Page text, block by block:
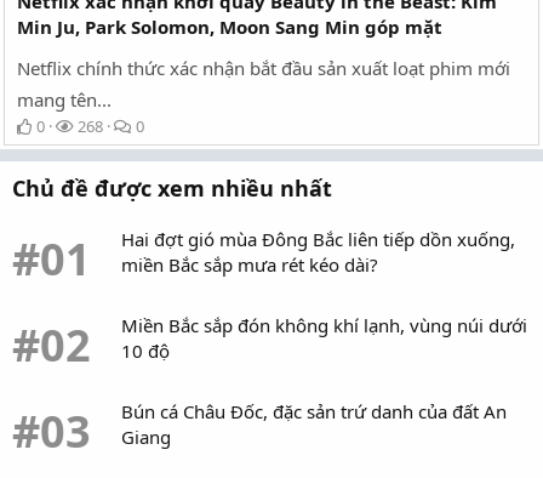
khán giả hy vọng tiếp tục chiêm ngưỡng những thước phim
rực rỡ, trau chuốt và giàu chất điện ảnh.
Những thước phim vừa “thơ” , vừa “tình” là điều khán giả chờ
đợi khi Miêu Đích Thụ là đạo diễn (Ảnh: Internet)
Bên cạnh đó, đây là lần đầu tiên vị đạo diễn này hợp tác với
vọng mở rộng cả về quy mô lẫn chiều sâu nội dung. Câu
chuyện được xây dựng trên sự đan xen giữa bối cảnh thời
hiện đại, từ đó hình thành không gian “phim trong phim” vừa
lãng mạn vừa khác biệt.
Profile Trần Tinh Húc và những bộ phim làm nên tên tuổi
Min Ju, Park Solomon, Moon Sang Min góp mặt
Netflix chính thức xác nhận bắt đầu sản xuất loạt phim mới
mang tên...
0 268 0
Chủ đề được xem nhiều nhất
#01
Hai đợt gió mùa Đông Bắc liên tiếp dồn xuống,
miền Bắc sắp mưa rét kéo dài?
#02
Miền Bắc sắp đón không khí lạnh, vùng núi dưới
10 độ
#03
Bún cá Châu Đốc, đặc sản trứ danh của đất An
Giang